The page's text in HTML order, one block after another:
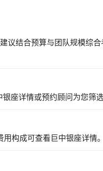
议结合预算与团队规模综合
银座详情或预约顾问为您筛选
用构成可查看巨中银座详情。